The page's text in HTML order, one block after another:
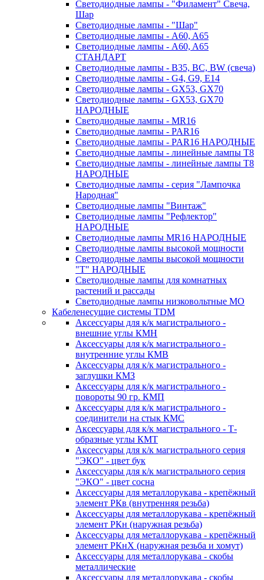
Светодиодные лампы - "Филамент" Свеча,
Шар
Светодиодные лампы - "Шар"
Светодиодные лампы - A60, A65
Светодиодные лампы - A60, A65
СТАНДАРТ
Светодиодные лампы - B35, BC, BW (свеча)
Светодиодные лампы - G4, G9, Е14
Светодиодные лампы - GX53, GX70
Светодиодные лампы - GX53, GX70
НАРОДНЫЕ
Светодиодные лампы - MR16
Светодиодные лампы - PAR16
Светодиодные лампы - PAR16 НАРОДНЫЕ
Светодиодные лампы - линейные лампы T8
Светодиодные лампы - линейные лампы T8
НАРОДНЫЕ
Светодиодные лампы - серия "Лампочка
Народная"
Светодиодные лампы "Винтаж"
Светодиодные лампы "Рефлектор"
НАРОДНЫЕ
Светодиодные лампы MR16 НАРОДНЫЕ
Светодиодные лампы высокой мощности
Светодиодные лампы высокой мощности
"Т" НАРОДНЫЕ
Светодиодные лампы для комнатных
растений и рассады
Светодиодные лампы низковольтные МО
Кабеленесущие системы TDM
Аксессуары для к/к магистрального -
внешние углы КМН
Аксессуары для к/к магистрального -
внутренние углы КМВ
Аксессуары для к/к магистрального -
заглушки КМЗ
Аксессуары для к/к магистрального -
повороты 90 гр. КМП
Аксессуары для к/к магистрального -
соединители на стык КМС
Аксессуары для к/к магистрального - Т-
образные углы КМТ
Аксессуары для к/к магистрального серия
"ЭКО" - цвет бук
Аксессуары для к/к магистрального серия
"ЭКО" - цвет сосна
Аксессуары для металлорукава - крепёжный
элемент РКв (внутренняя резьба)
Аксессуары для металлорукава - крепёжный
элемент РКн (наружная резьба)
Аксессуары для металлорукава - крепёжный
элемент РКнХ (наружная резьба и хомут)
Аксессуары для металлорукава - скобы
металлические
Аксессуары для металлорукава - скобы